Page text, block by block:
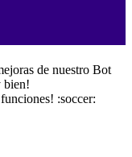
de nuestro Bot
bien!
:soccer: